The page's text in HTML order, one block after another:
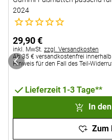
2024
Noch keine Bewertungen
29,90€
Steuerhinweis:
inkl. MwSt. zzgl. Versandkosten
Ab 35 € versandkostenfrei innerhalb
Hinweis für den Fall des Teil-
Lieferzeit 1-3 Tage**
In
Zum